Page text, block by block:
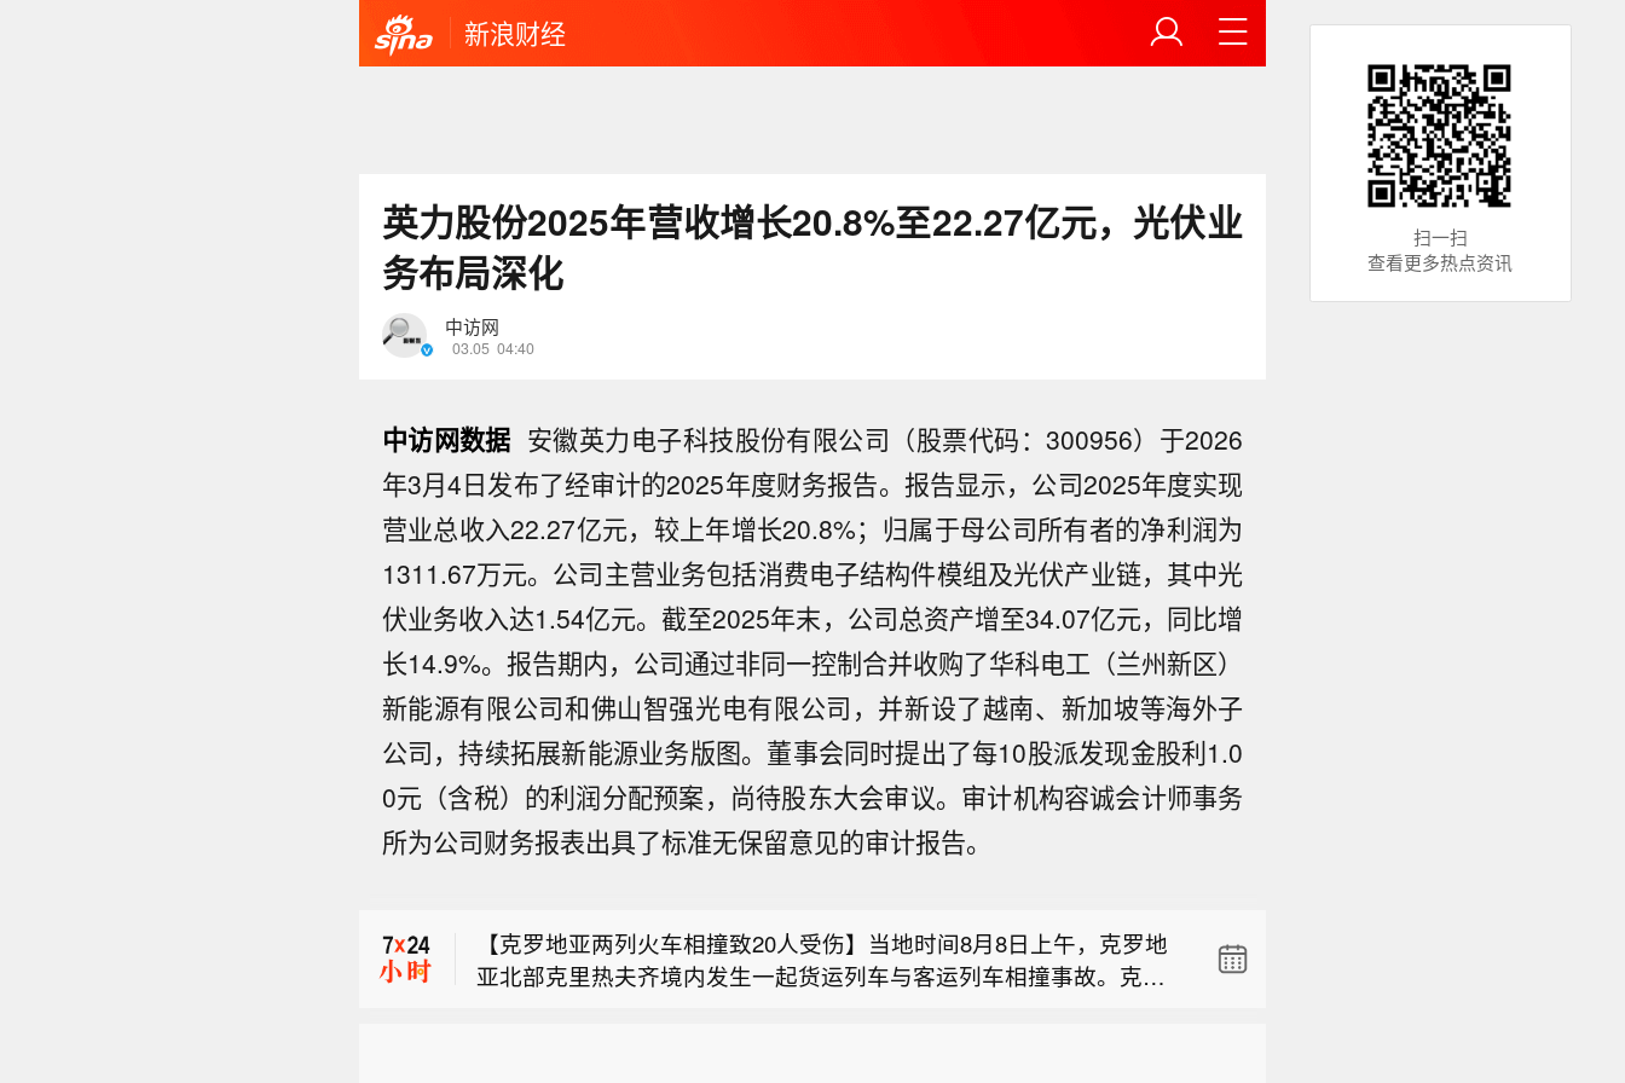
新浪财经
英力股份2025年营收增长20.8%至22.27亿元，光伏业
务布局深化
中访网
03.05 04:40
中访网数据 安徽英力电子科技股份有限公司（股票代码：300956）于2026
年3月4日发布了经审计的2025年度财务报告。报告显示，公司2025年度实现
营业总收入22.27亿元，较上年增长20.8%；归属于母公司所有者的净利润为
1311.67万元。公司主营业务包括消费电子结构件模组及光伏产业链，其中光
伏业务收入达1.54亿元。截至2025年末，公司总资产增至34.07亿元，同比增
长14.9%。报告期内，公司通过非同一控制合并收购了华科电工（兰州新区）
新能源有限公司和佛山智强光电有限公司，并新设了越南、新加坡等海外子
公司，持续拓展新能源业务版图。董事会同时提出了每10股派发现金股利1.0
0元（含税）的利润分配预案，尚待股东大会审议。审计机构容诚会计师事务
所为公司财务报表出具了标准无保留意见的审计报告。
美国参议院将于9月15日对《清晰法案》进行投票。
豚”影响，预计8月10日至13日，河南东南部、中东部和北部部分县
（市、区）有暴雨、大暴雨，其他县（市、区）中到大雨，与前期土
【克罗地亚两列火车相撞致20人受伤】当地时间8月8日上午，克罗地
亚北部克里热夫齐境内发生一起货运列车与客运列车相撞事故。克罗
扫一扫
查看更多热点资讯